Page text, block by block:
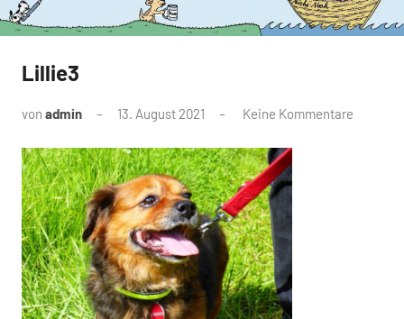
Lillie3
von admin 13. August 2021 Keine Kommentare